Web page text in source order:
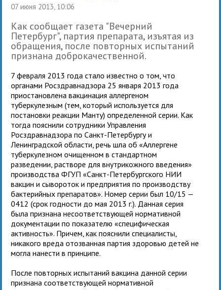
07 июня 2013, 10:06
Как сообщает газета "Вечерний
Петербург", партия препарата, изъятая из
обращения, после повторных испытаний
признана доброкачественной.
7 февраля 2013 года стало известно о том, что
органами Росздравнадзора 25 января 2013 года
приостановлена вакцинация аллергеном
туберкулезным (тем, который используется для
постановки реакции Манту) определенной серии. Как
тогда пояснили сотрудники Управления
Росздравнадзора по Санкт-Петербургу и
Ленинградской области, речь шла об «Аллергене
туберкулезном очищенном в стандартном
разведении, растворе для внутрикожного введения»
производства ФГУП «Санкт-Петербургского НИИ
вакцин и сывороток и предприятия по производству
бактерийных препаратов». Номер серии был 10/15 —
0412 (срок годности до мая 2013 г.). Данная серия
была признана несоответствующей нормативной
документации по показателю «специфическая
активность». Причем, как пояснили специалисты,
никакого вреда отозванная партия здоровью детей не
могла нанести в принципе.
После повторных испытаний вакцина данной серии
признана соответствующей нормативной